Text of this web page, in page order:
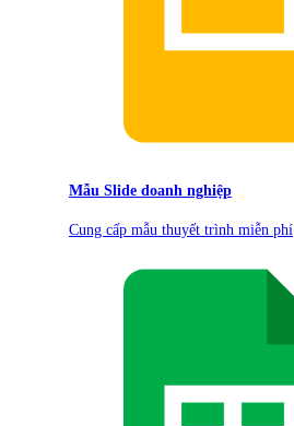
Mẫu Slide doanh nghiệp
Cung cấp mẫu thuyết trình miễn phí